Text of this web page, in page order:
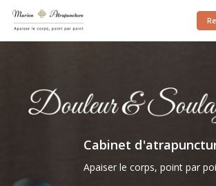
Aller
contenu
principal
Cabinet
Apaiser le corps, point par